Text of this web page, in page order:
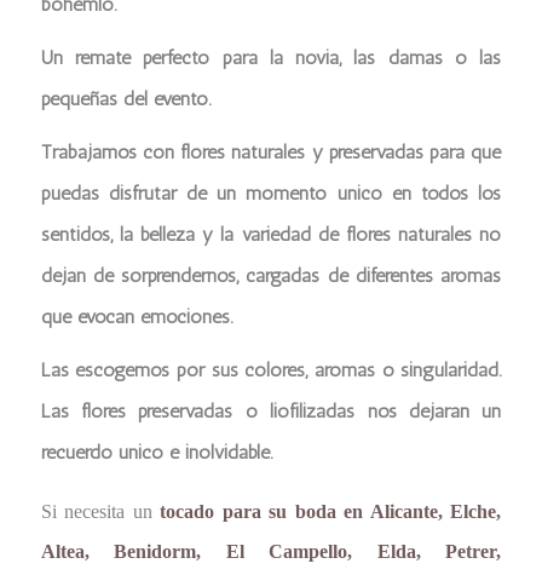
Un remate perfecto para la novia, las damas o las
pequeñas del evento.
Trabajamos con flores naturales y preservadas para que
puedas disfrutar de un momento único en todos los
sentidos, la belleza y la variedad de flores naturales no
dejan de sorprendernos, cargadas de diferentes aromas
que evocan emociones.
Las escogemos por sus colores, aromas o singularidad.
Las flores preservadas o liofilizadas nos dejaran un
recuerdo único e inolvidable.
Si necesita untocado para su boda en Alicante, Elche,
Altea, Benidorm, El Campello, Elda, Petrer,